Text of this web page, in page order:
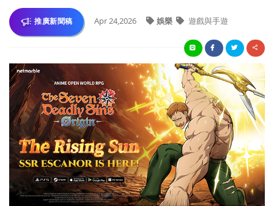
推廣新聞稿 Apr 24,2026 娛樂 遊戲與手遊